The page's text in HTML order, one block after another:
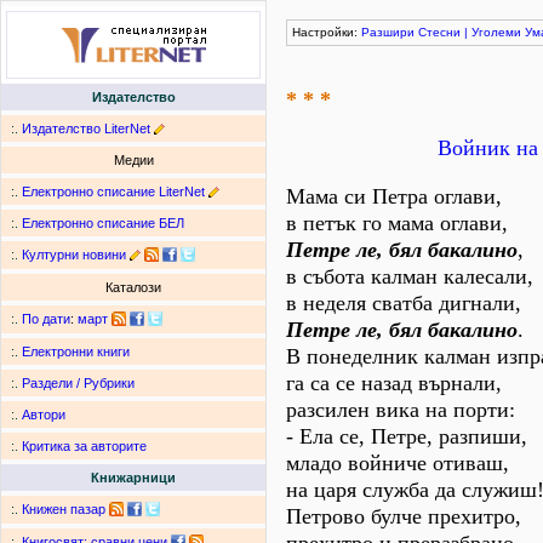
Издателство
:. Издателство LiterNet
Медии
:. Електронно списание LiterNet
:. Електронно списание БЕЛ
:. Културни новини
Каталози
:. По дати: март
:. Електронни книги
:. Раздели / Рубрики
:. Автори
:. Критика за авторите
Книжарници
:. Книжен пазар
Настройки: Разшири Стесни | Уголеми
* * *
Войник на
Мама си Петра оглави,
в петък го мама оглави,
Петре ле, бял бакалино,
в събота калман калесали,
в неделя сватба дигнали,
Петре ле, бял бакалино.
В понеделник калман
га са се назад върнали,
разсилен вика на порти:
- Ела се, Петре, разпиши,
младо войниче отиваш,
на царя служба да служиш!
Петрово булче прехитро,